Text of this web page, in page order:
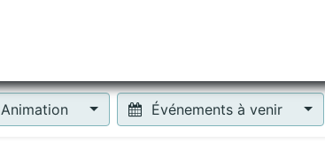
Animation Événements à venir